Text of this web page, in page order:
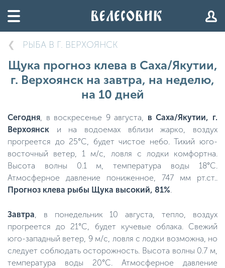
РЫБА В Г. ВЕРХОЯНСК
Щука прогноз клева в Саха/Якутии,
г. Верхоянск на завтра, на неделю,
на 10 дней
Сегодня, в воскресенье 9 августа, в Саха/Якутии, г.
Верхоянск и на водоемах вблизи жарко, воздух
прогреется до 25°C, будет чистое небо. Тихий юго-
восточный ветер, 1 м/с, ловля с лодки комфортна.
Высота волны 0.1 м, температура воды 18°C.
Атмосферное давление пониженное, 747 мм рт.ст..
Прогноз клева рыбы Щука высокий, 81%.
Завтра, в понедельник 10 августа, тепло, воздух
прогреется до 21°C, будет кучевые облака. Свежий
юго-западный ветер, 9 м/с, ловля с лодки возможна, но
следует соблюдать осторожность. Высота волны 0.7 м,
температура воды 20°C. Атмосферное давление